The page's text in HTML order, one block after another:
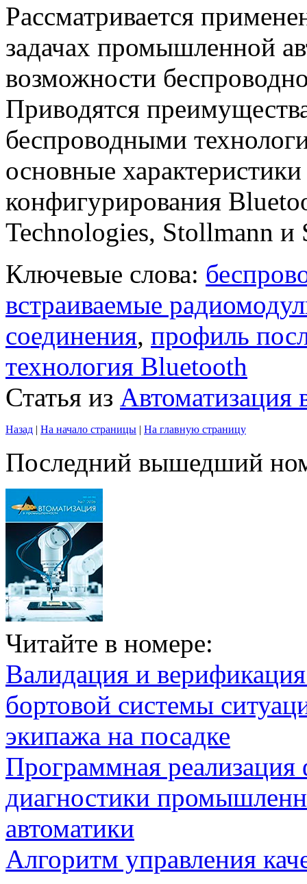
Рассматривается
задачах промышленной
возможности
Приводятся
беспроводными
основные
конфигурирования
Technologies, Stollmann и
Ключевые слова:
встраиваемые
соединения, профиль
технология Bluetooth
Статья из
Назад | На начало страницы | На главную страницу
Последний вышедший
Читайте в номере:
Валидация и
бортовой системы
экипажа на посадке
Программная
диагностики
автоматики
Алгоритм управления